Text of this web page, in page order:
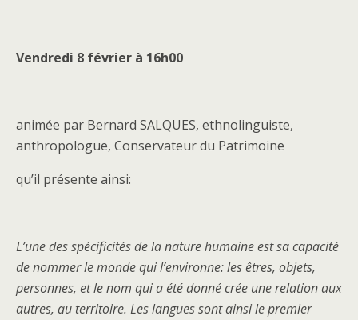
Vendredi 8 février à 16h00
animée par Bernard SALQUES, ethnolinguiste,
anthropologue, Conservateur du Patrimoine
qu’il présente ainsi:
L’une des spécificités de la nature humaine est sa capacité
de nommer le monde qui l’environne: les êtres, objets,
personnes, et le nom qui a été donné crée une relation aux
autres, au territoire. Les langues sont ainsi le premier